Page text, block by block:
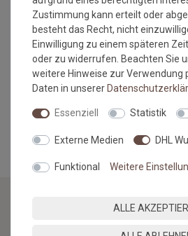
Maßtoleranzen von 1-3 %
völlig normal.
sind vom Umtausch/Rückgabe
Farbabweichungen zwischen
Original sind nicht
ein Muster anzufordern.
MEHR INFORMATIONEN ZUM EU
Zustimmung kann erteilt oder
besteht das Recht, nicht
Einwilligung zu einem späteren
oder zu widerrufen. Beachten Sie
weitere Hinweise zur Verwendung
Daten in unserer
Essenziell Statistik
Externe Medien DHL
Funktional Weitere
ALLE